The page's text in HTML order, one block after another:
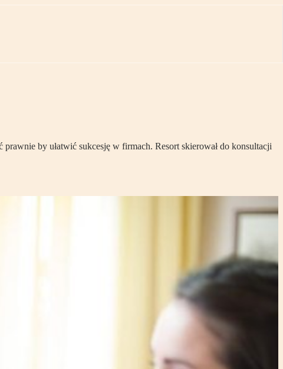
by ułatwić sukcesję w firmach. Resort skierował do konsultacji